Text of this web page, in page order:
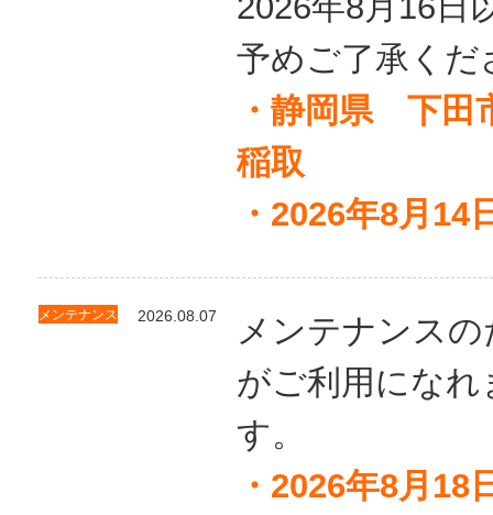
予めご了承くだ
・静岡県 下田
稲取
・2026年8月14
メンテナンス 2026.08.07
メンテナンス
がご利用にな
す。
・2026年8月18